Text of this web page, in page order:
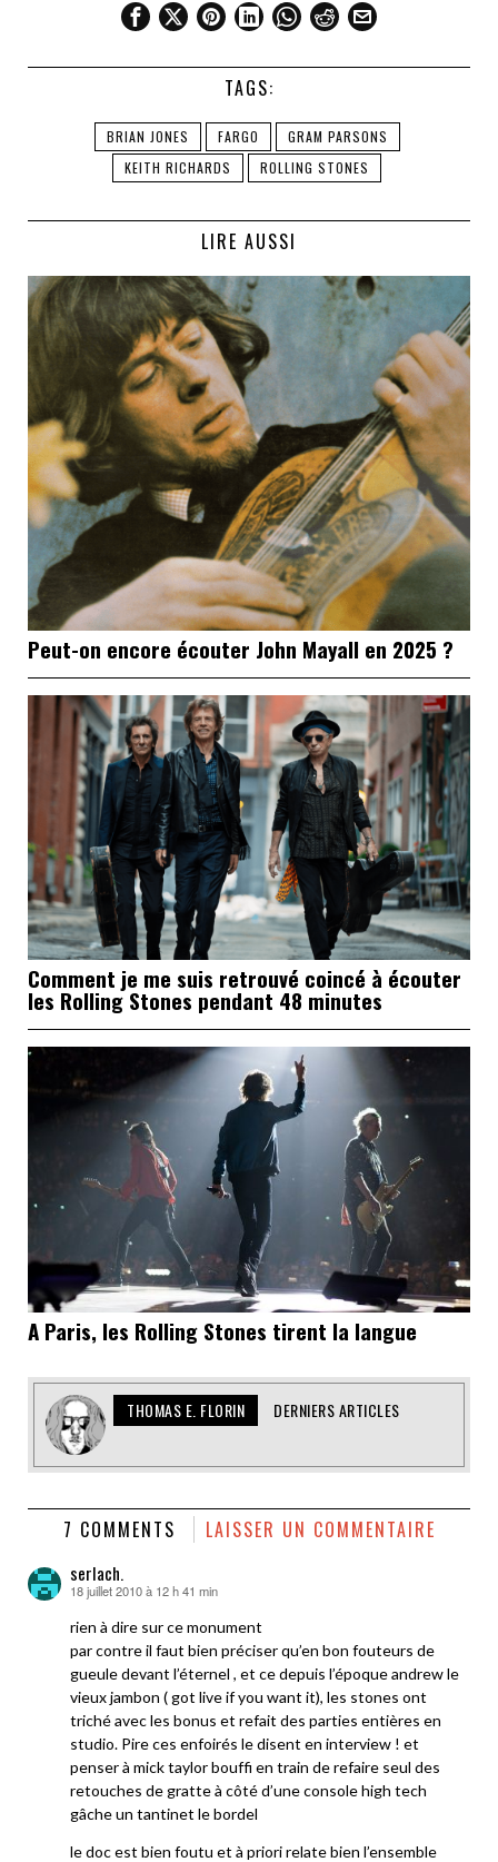
TAGS:
BRIAN JONES FARGO
GRAM PARSONS
KEITH RICHARDS
ROLLING STONES
LIRE AUSSI
Peut-on encore écouter John Mayall en 2025 ?
Comment je me suis retrouvé coincé à écouter
les Rolling Stones pendant 48 minutes
A Paris, les Rolling Stones tirent la langue
THOMAS E. FLORIN DERNIERS ARTICLES
7 COMMENTS LAISSER UN COMMENTAIRE
serlach.
dit :
18 juillet 2010 à 12 h 41 min
rien à dire sur ce monument
par contre il faut bien préciser qu’en bon fouteurs de
gueule devant l’éternel , et ce depuis l’époque andrew le
vieux jambon ( got live if you want it), les stones ont
triché avec les bonus et refait des parties entières en
studio. Pire ces enfoirés le disent en interview ! et
penser à mick taylor bouffi en train de refaire seul des
retouches de gratte à côté d’une console high tech
gâche un tantinet le bordel
le doc est bien foutu et à priori relate bien l’ensemble